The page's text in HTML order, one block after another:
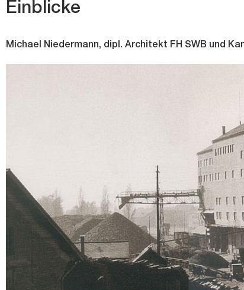
Einblicke
Michael Niedermann, dipl. Architekt FH SWB und